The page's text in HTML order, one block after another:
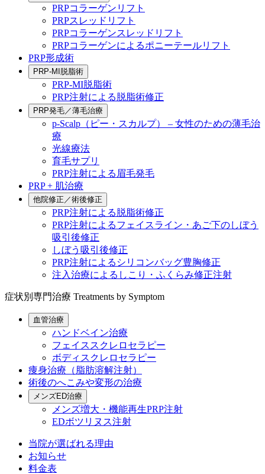
PRPコラーゲンリフト
PRPスレッドリフト
PRPコラーゲンスレッドリフト
PRPコラーゲンによるポニーテールリフト
PRP形成術
PRP-MI脱脂術
PRP-MI脱脂術
PRP注射による脱脂術修正
PRP発毛／薄毛治療
p-Scalp（ピー・スカルプ） – 女性のための薄毛治
療
光線療法
育毛サプリ
PRP注射による眉毛発毛
PRP + 肌治療
他院修正／術後修正
PRP注射による脱脂術修正
PRP注射によるフェイスライン・あご下のしぼう
吸引後修正
しぼう吸引後修正
PRP注射によるシリコンバッグ豊胸修正
注入治療によるしこり・ふくらみ修正注射
症状別専門治療 Treatments by Symptom
血管治療
ハンドベイン治療
フェイススクレロセラピー
ボディスクレロセラピー
痩身治療（脂肪溶解注射）
術後のへこみや変形の治療
メンズED治療
メンズ増大・機能再生PRP注射
EDボツリヌス注射
当院が選ばれる理由
お知らせ
料金表